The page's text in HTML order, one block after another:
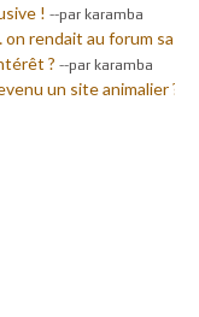
! --par karamba
on rendait au forum sa
? --par karamba
un site animalier ?